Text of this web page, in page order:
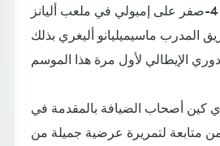
في الفوز الساحق 4-صفر على إمبولي في ملعب أليانز
المدرب ماسيميليانو أليغري بذلك
كين أصحاب الضيافة بالمقدمة في
من متابعة لتمريرة عرضية جميلة من